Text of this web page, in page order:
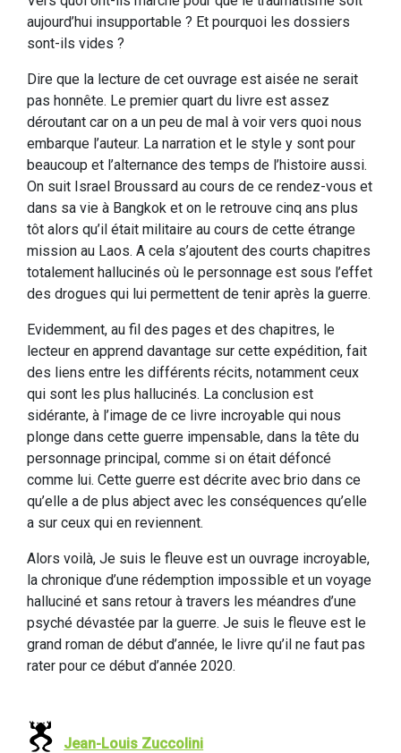
aujourd’hui insupportable ? Et pourquoi les dossiers
sont-ils vides ?
Dire que la lecture de cet ouvrage est aisée ne serait
pas honnête. Le premier quart du livre est assez
déroutant car on a un peu de mal à voir vers quoi nous
embarque l’auteur. La narration et le style y sont pour
beaucoup et l’alternance des temps de l’histoire aussi.
On suit Israel Broussard au cours de ce rendez-vous et
dans sa vie à Bangkok et on le retrouve cinq ans plus
tôt alors qu’il était militaire au cours de cette étrange
mission au Laos. A cela s’ajoutent des courts chapitres
totalement hallucinés où le personnage est sous l’effet
des drogues qui lui permettent de tenir après la guerre.
Evidemment, au fil des pages et des chapitres, le
lecteur en apprend davantage sur cette expédition, fait
des liens entre les différents récits, notamment ceux
qui sont les plus hallucinés. La conclusion est
sidérante, à l’image de ce livre incroyable qui nous
plonge dans cette guerre impensable, dans la tête du
personnage principal, comme si on était défoncé
comme lui. Cette guerre est décrite avec brio dans ce
qu’elle a de plus abject avec les conséquences qu’elle
a sur ceux qui en reviennent.
Alors voilà, Je suis le fleuve est un ouvrage incroyable,
la chronique d’une rédemption impossible et un voyage
halluciné et sans retour à travers les méandres d’une
psyché dévastée par la guerre. Je suis le fleuve est le
grand roman de début d’année, le livre qu’il ne faut pas
rater pour ce début d’année 2020.
Jean-Louis Zuccolini